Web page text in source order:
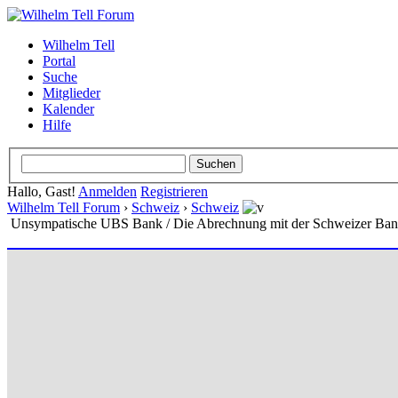
Wilhelm Tell
Portal
Suche
Mitglieder
Kalender
Hilfe
Hallo, Gast! Anmelden Registrieren
Wilhelm Tell Forum › Schweiz › Schweiz
Unsympatische UBS Bank / Die Abrechnung mit der Schweizer